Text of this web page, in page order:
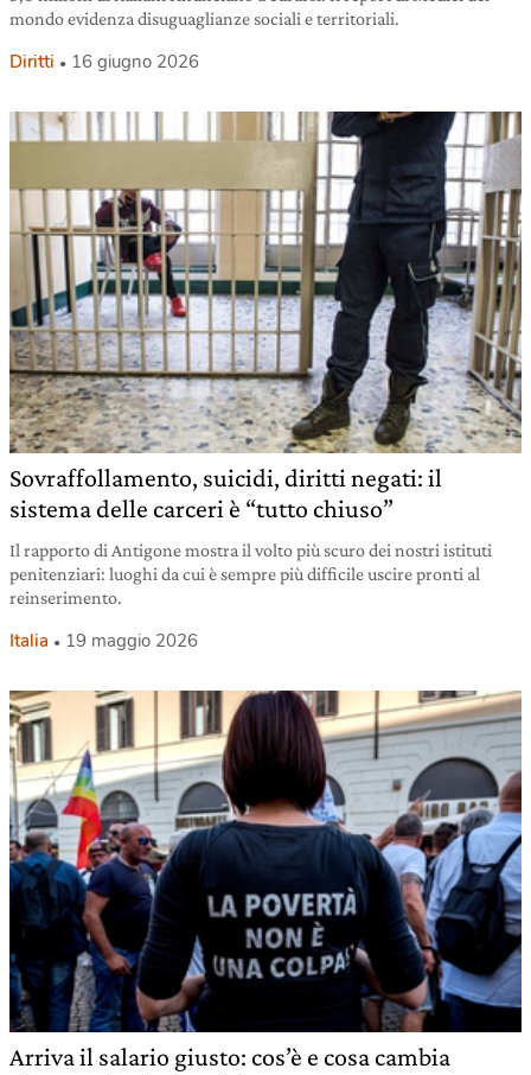
mondo evidenza disuguaglianze sociali e territoriali.
Diritti 16 giugno 2026
Sovraffollamento, suicidi, diritti negati: il
sistema delle carceri è “tutto chiuso”
Il rapporto di Antigone mostra il volto più scuro dei nostri istituti
penitenziari: luoghi da cui è sempre più difficile uscire pronti al
reinserimento.
Italia 19 maggio 2026
Arriva il salario giusto: cos’è e cosa cambia